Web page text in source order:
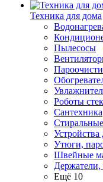
Техника для дома
Пылесосы
Роботы
Сантехника
Утюги,
Швейные
Ещё 10